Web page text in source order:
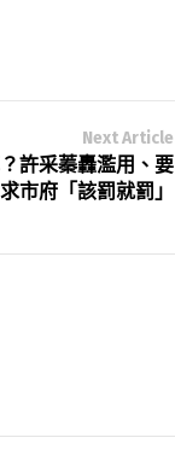
Next Article
許采蓁轟濫用、要
求市府「該罰就罰」